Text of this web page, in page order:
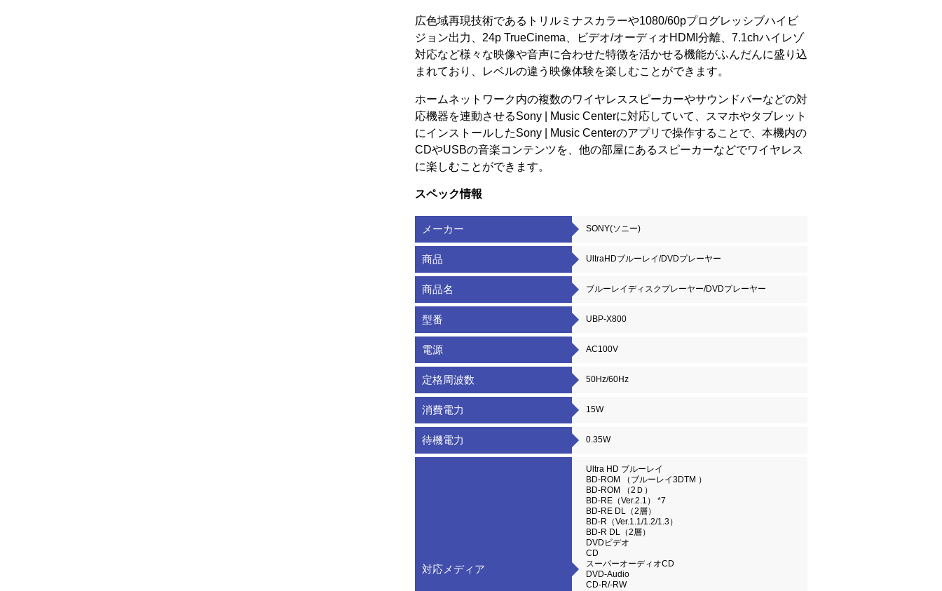
広色域再現技術であるトリルミナスカラーや1080/60pプログレッシブハイビ
ジョン出力、24p TrueCinema、ビデオ/オーディオHDMI分離、7.1chハイレゾ
対応など様々な映像や音声に合わせた特徴を活かせる機能がふんだんに盛り込
まれており、レベルの違う映像体験を楽しむことができます。
ホームネットワーク内の複数のワイヤレススピーカーやサウンドバーなどの対
応機器を連動させるSony | Music Centerに対応していて、スマホやタブレット
にインストールしたSony | Music Centerのアプリで操作することで、本機内の
CDやUSBの音楽コンテンツを、他の部屋にあるスピーカーなどでワイヤレス
に楽しむことができます。
スペック情報
メーカー SONY(ソニー)
商品 UltraHDブルーレイ/DVDプレーヤー
商品名 ブルーレイディスクプレーヤー/DVDプレーヤー
型番 UBP-X800
電源 AC100V
定格周波数 50Hz/60Hz
消費電力 15W
待機電力 0.35W
対応メディア
Ultra HD ブルーレイ
BD-ROM （ブルーレイ3DTM ）
BD-ROM （2Ｄ）
BD-RE（Ver.2.1） *7
BD-RE DL（2層）
BD-R（Ver.1.1/1.2/1.3）
BD-R DL（2層）
DVDビデオ
CD
スーパーオーディオCD
DVD-Audio
CD-R/-RW